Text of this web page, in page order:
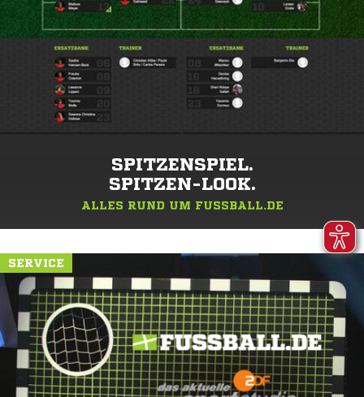
SPITZENSPIEL.
SPITZEN-LOOK.
ALLES RUND UM FUSSBALL.DE
SERVICE